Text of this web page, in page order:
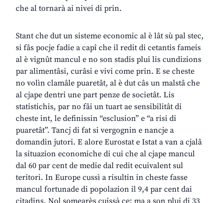
che al tornarà ai nivei di prin.
Stant che dut un sisteme economic al è lât sù pal stec,
si fâs pocje fadie a capî che il redit di cetantis fameis
al è vignût mancul e no son stadis plui lis cundizions
par alimentâsi, curâsi e vivi come prin. E se cheste
no volìn clamâle puaretât, al è dut câs un malstâ che
al cjape dentri une part penze de societât. Lis
statistichis, par no fâi un tuart ae sensibilitât di
cheste int, le definissin “esclusion” e “a risi di
puaretât”. Tancj di fat si vergognin e nancje a
domandin jutori. E alore Eurostat e Istat a van a cjalâ
la situazion economiche di cui che al cjape mancul
dal 60 par cent de medie dal redit ecuivalent sul
teritori. In Europe cussì a risultin in cheste fasse
mancul fortunade di popolazion il 9,4 par cent dai